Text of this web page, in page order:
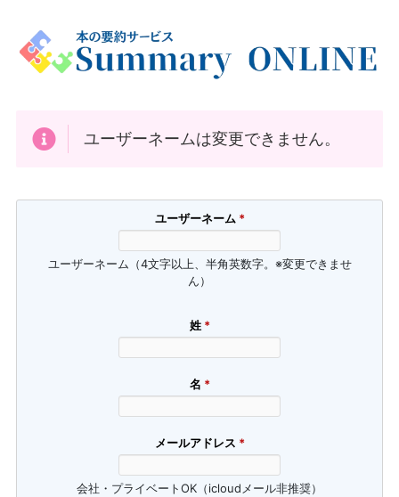
ユーザーネームは変更できません。
ユーザーネーム *
ユーザーネーム（4文字以上、半角英数字。※変更できませ
ん）
姓 *
名 *
メールアドレス *
会社・プライベートOK（icloudメール非推奨）